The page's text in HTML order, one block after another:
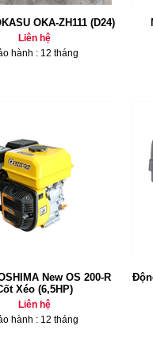
OKA-ZH111 (D24)
Liên hệ
hành : 12 tháng
New OS 200-R
Xéo (6,5HP)
Liên hệ
hành : 12 tháng